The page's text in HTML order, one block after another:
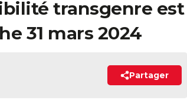
transgenre est
31 mars 2024
Partager